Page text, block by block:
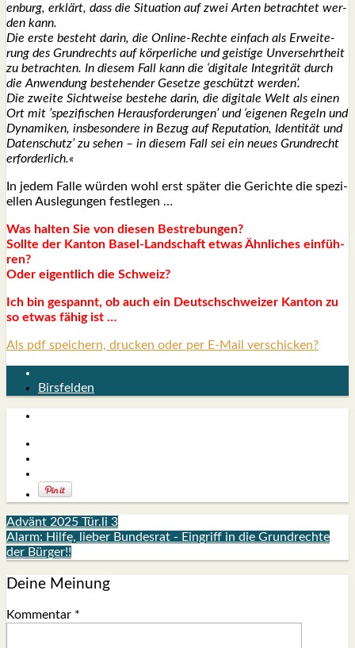
en­burg, erklärt, dass die Situa­ti­on auf zwei Arten betrach­tet wer­
den kann.
Die ers­te besteht dar­in, die Online-Rech­te ein­fach als Erwei­te­
rung des Grund­rechts auf kör­per­li­che und geis­ti­ge Unver­sehrt­heit
zu betrach­ten. In die­sem Fall kann die ‘digi­ta­le Inte­gri­tät durch
die Anwen­dung bestehen­der Geset­ze geschützt wer­den’.
Die zwei­te Sicht­wei­se bestehe dar­in, die digi­ta­le Welt als einen
Ort mit ’spe­zi­fi­schen Her­aus­for­de­run­gen’ und ‘eige­nen Regeln und
Dyna­mi­ken, ins­be­son­de­re in Bezug auf Repu­ta­ti­on, Iden­ti­tät und
Daten­schutz’ zu sehen – in die­sem Fall sei ein neu­es Grund­recht
erfor­der­lich.«
In jedem Fal­le wür­den wohl erst spä­ter die Gerich­te die spe­zi­
el­len Aus­le­gun­gen fest­le­gen …
Was hal­ten Sie von die­sen Bestre­bun­gen?
Soll­te der Kan­ton Basel-Land­schaft etwas Ähn­li­ches ein­füh­
ren?
Oder eigent­lich die Schweiz?
Ich bin gespannt, ob auch ein Deutsch­schwei­zer Kan­ton zu
so etwas fähig ist …
Als pdf speichern, drucken oder per E-Mail verschicken?
Birsfelden
Advänt 2025 Tür.li 3
Alarm: Hilfe, lieber Bundesrat - Eingriff in die Grundrechte
der Bürger!!
Deine Meinung
Kommentar *